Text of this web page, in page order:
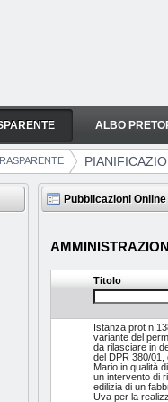
DEL TERRITORIO
ALBO
Pubblicazioni Online
Titolo
Istanza prot
variante del
da rilasciare in
del DPR 380/
Mario in qualità
un intervento di
edilizia di un
Uva per la